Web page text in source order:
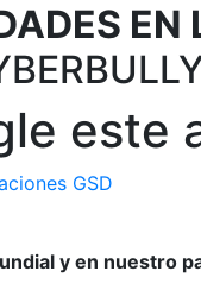
EN
este
GSD
y en nuestro